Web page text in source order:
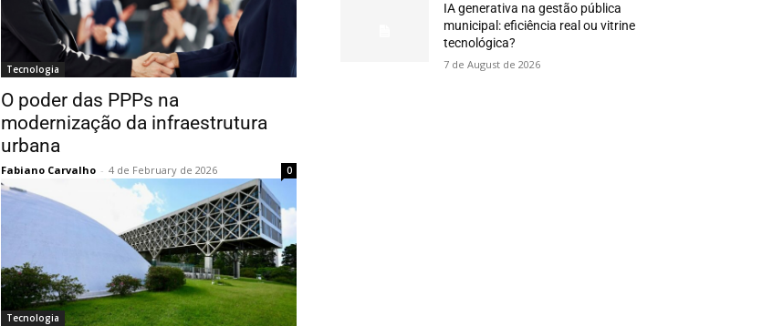
Tecnologia
O poder das PPPs na
modernização da infraestrutura
urbana
Fabiano Carvalho - 4 de February de 2026 0
Tecnologia
IA generativa na gestão pública
municipal: eficiência real ou vitrine
tecnológica?
7 de August de 2026